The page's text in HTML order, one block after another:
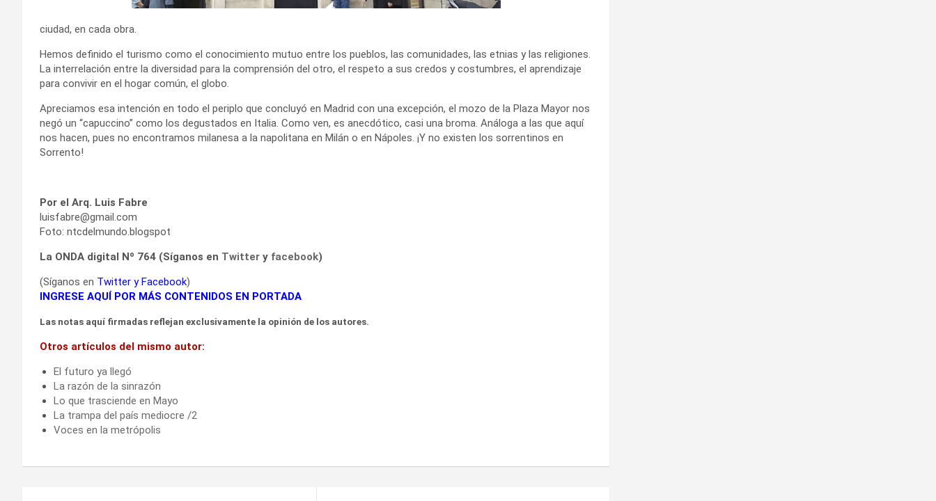
ciudad, en cada obra.
Hemos definido el turismo como el conocimiento mutuo entre los pueblos, las comunidades, las etnias y las religiones.
La interrelación entre la diversidad para la comprensión del otro, el respeto a sus credos y costumbres, el aprendizaje
para convivir en el hogar común, el globo.
Apreciamos esa intención en todo el periplo que concluyó en Madrid con una excepción, el mozo de la Plaza Mayor nos
negó un “capuccino” como los degustados en Italia. Como ven, es anecdótico, casi una broma. Análoga a las que aquí
nos hacen, pues no encontramos milanesa a la napolitana en Milán o en Nápoles. ¡Y no existen los sorrentinos en
Sorrento!
Por el Arq. Luis Fabre
luisfabre@gmail.com
Foto: ntcdelmundo.blogspot
La ONDA digital Nº 764 (Síganos en Twitter y facebook)
(Síganos en Twitter yFacebook)
INGRESE AQUÍ POR MÁS CONTENIDOS EN PORTADA
Las notas aquí firmadas reflejan exclusivamente la opinión de los autores.
Otros artículos del mismo autor:
El futuro ya llegó
La razón de la sinrazón
Lo que trasciende en Mayo
La trampa del país mediocre /2
Voces en la metrópolis